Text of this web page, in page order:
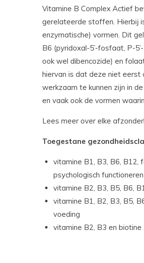
Vitamine B Complex Actief
gerelateerde stoffen. Hierbij
enzymatische) vormen. Dit
B6 (pyridoxal-5’-fosfaat, P-
ook wel dibencozide) en
hiervan is dat deze niet
werkzaam te kunnen zijn in
en vaak ook de vormen
Lees meer over elke
Toegestane
vitamine B1, B3, B6, B12,
psychologisch
vitamine B2, B3, B5, B6,
vitamine B1, B2, B3, B5,
voeding
vitamine B2, B3 en